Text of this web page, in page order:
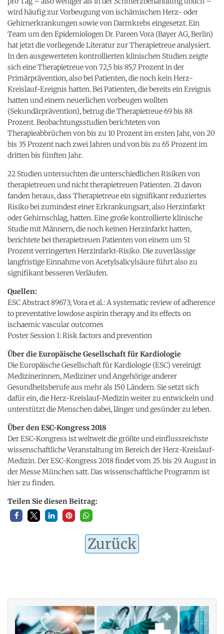
wird häufig zur Vorbeugung von ischämischen Herz- oder
Gehirnerkrankungen sowie von Darmkrebs eingesetzt. Ein
Team um den Epidemiologen Dr. Pareen Vora (Bayer AG, Berlin)
hat jetzt die vorliegende Literatur zur Therapietreue analysiert.
In den ausgewerteten kontrollierten klinischen Studien zeigte
sich eine Therapietreue von 72,5 bis 85,7 Prozent in der
Primärprävention, also bei Patienten, die noch kein Herz-
Kreislauf-Ereignis hatten. Bei Patienten, die bereits ein Ereignis
hatten und einem neuerlichen vorbeugen wollten
(Sekundärprävention), betrug die Therapietreue 69 bis 88
Prozent. Beobachtungsstudien berichteten von
Therapieabbrüchen von bis zu 10 Prozent im ersten Jahr, von 20
bis 35 Prozent nach zwei Jahren und von bis zu 65 Prozent im
dritten bis fünften Jahr.
22 Studien untersuchten die unterschiedlichen Risiken von
therapietreuen und nicht therapietreuen Patienten. 21 davon
fanden heraus, dass Therapietreue ein signifikant reduziertes
Risiko bei zumindest einer Erkrankungsart, also Herzinfarkt
oder Gehirnschlag, hatten. Eine große kontrollierte klinische
Studie mit Männern, die noch keinen Herzinfarkt hatten,
berichtete bei therapietreuen Patienten von einem um 51
Prozent verringerten Herzinfarkt-Risiko. Die zuverlässige
langfristige Einnahme von Acetylsalicylsäure führt also zu
signifikant besseren Verläufen.
Quellen:
ESC Abstract 89673; Vora et al.: A systematic review of adherence
to preventative lowdose aspirin therapy and its effects on
ischaemic vascular outcomes
Poster Session 1: Risk factors and prevention
Über die Europäische Gesellschaft für Kardiologie
Die Europäische Gesellschaft für Kardiologie (ESC) vereinigt
Medizinerinnen, Mediziner und Angehörige anderer
Gesundheitsberufe aus mehr als 150 Ländern. Sie setzt sich
dafür ein, die Herz-Kreislauf-Medizin weiter zu entwickeln und
unterstützt die Menschen dabei, länger und gesünder zu leben.
Über den ESC-Kongress 2018
Der ESC-Kongress ist weltweit die größte und einflussreichste
wissenschaftliche Veranstaltung im Bereich der Herz-Kreislauf-
Medizin. Der ESC-Kongress 2018 findet vom 25. bis 29. August in
der Messe München satt. Das wissenschaftliche Programm ist
hier zu finden.
Teilen Sie diesen Beitrag:
Zurück